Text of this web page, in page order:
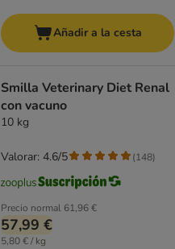
Añadir a la cesta
Smilla Veterinary Diet Renal
con vacuno
10 kg
Precio normal 61,96 €
57,99 €
5,80 € / kg
Valorar: 4.6/5 (148)